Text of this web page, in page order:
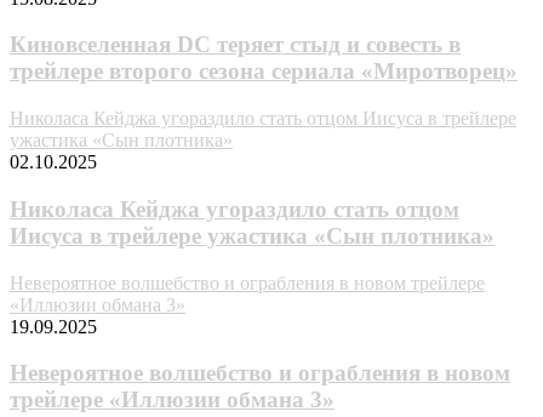
Киновселенная DC теряет стыд и совесть в
трейлере второго сезона сериала «Миротворец»
Николаса Кейджа угораздило стать отцом Иисуса в трейлере
ужастика «Сын плотника»
02.10.2025
Николаса Кейджа угораздило стать отцом
Иисуса в трейлере ужастика «Сын плотника»
Невероятное волшебство и ограбления в новом трейлере
«Иллюзии обмана 3»
19.09.2025
Невероятное волшебство и ограбления в новом
трейлере «Иллюзии обмана 3»